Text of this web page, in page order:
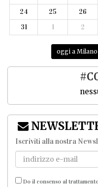
24
25 26
31
1 2
oggi a Milano
Iscriviti alla nostra
Do il consenso al